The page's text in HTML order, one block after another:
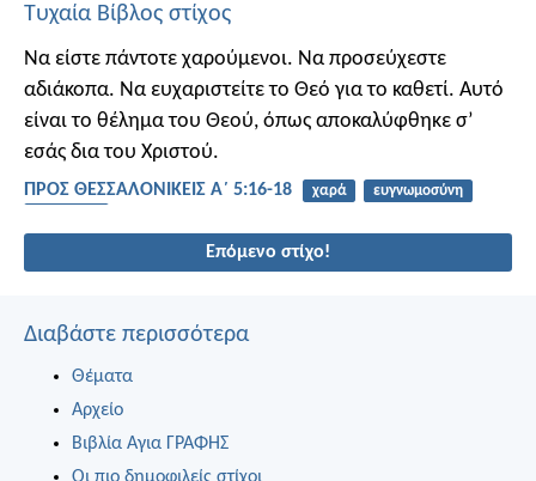
Τυχαία Βίβλος στίχος
Να είστε πάντοτε χαρούμενοι. Να προσεύχεστε
αδιάκοπα. Να ευχαριστείτε το Θεό για το καθετί. Αυτό
είναι το θέλημα του Θεού, όπως αποκαλύφθηκε σ’
εσάς δια του Χριστού.
ΠΡΟΣ ΘΕΣΣΑΛΟΝΙΚΕΙΣ Α΄ 5:16-18 χαρά
ευγνωμοσύνη
Επόμενο στίχο!
Διαβάστε περισσότερα
Θέματα
Αρχείο
Βιβλία Αγια ΓΡΑΦΗΣ